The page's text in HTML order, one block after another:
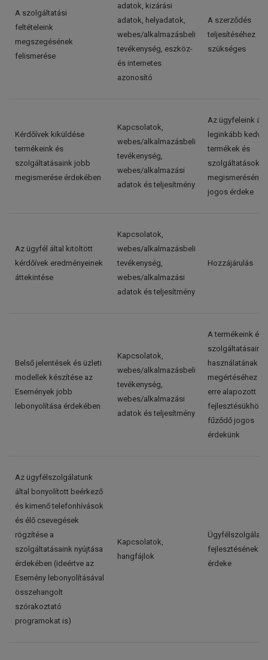
A szolgáltatási
feltételeink
megszegésének
felismerése
adatok, kizárási
adatok, helyadatok,
webes/alkalmazásbeli
tevékenység, eszköz-
és internetes
azonosító
A szerződés
teljesítéséhez
szükséges
Kérdőívek kiküldése
termékeink és
szolgáltatásaink jobb
megismerése érdekében
Kapcsolatok,
webes/alkalmazásbeli
tevékenység,
webes/alkalmazási
adatok és teljesítmény
Az ügyfeleink
leginkább
termékek és
szolgáltatások
megismerésének
jogos érdeke
Az ügyfél által kitöltött
kérdőívek eredményeinek
áttekintése
Kapcsolatok,
webes/alkalmazásbeli
tevékenység,
webes/alkalmazási
adatok és teljesítmény
Hozzájárulás
Belső jelentések és üzleti
modellek készítése az
Események jobb
lebonyolítása érdekében
Kapcsolatok,
webes/alkalmazásbeli
tevékenység,
webes/alkalmazási
adatok és teljesítmény
A termékeink és
szolgáltatásaink
használatának
megértéséhez
erre alapozott
fejlesztésükhöz
fűződő jogos
érdekünk
Az ügyfélszolgálatunk
által bonyolított beérkező
és kimenő telefonhívások
és élő csevegések
rögzítése a
szolgáltatásaink nyújtása
érdekében (ideértve az
Esemény lebonyolításával
összehangolt
szórakoztató
programokat is)
Kapcsolatok,
hangfájlok
fejlesztésének
érdeke